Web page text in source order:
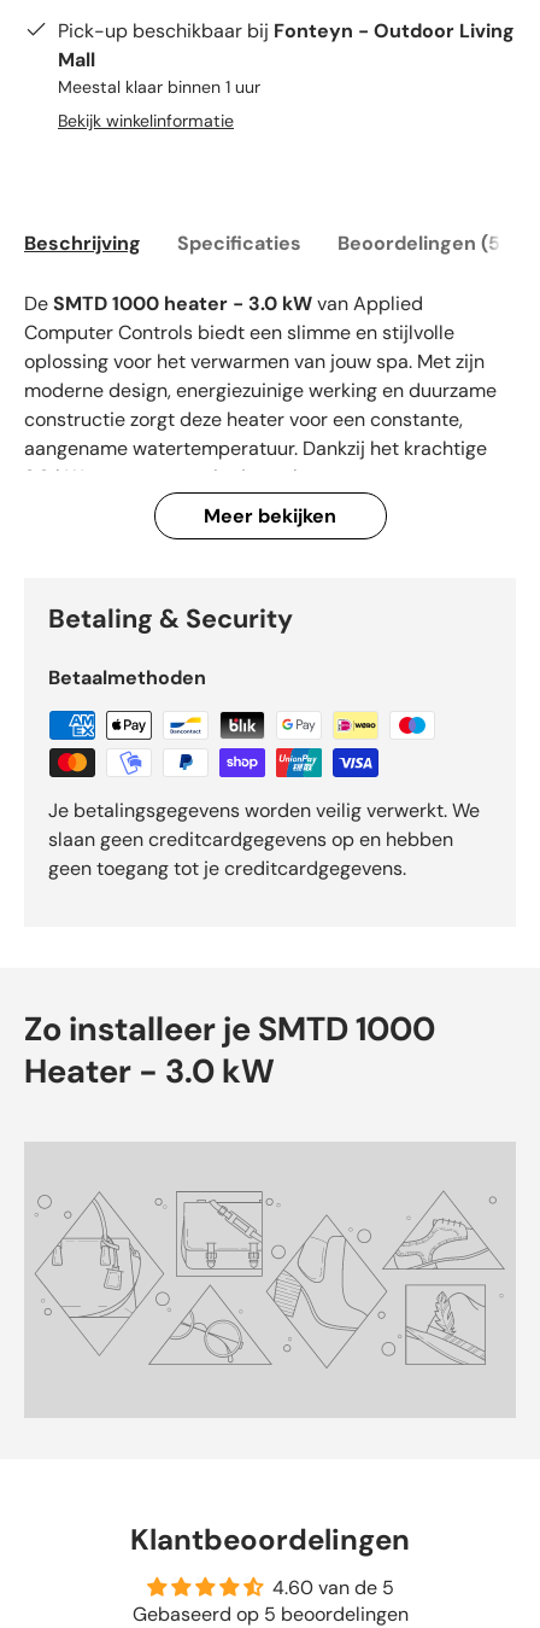
Pick-up beschikbaar bij Fonteyn - Outdoor Living
Mall
Meestal klaar binnen 1 uur
Bekijk winkelinformatie
Beschrijving Specificaties Beoordelingen (5)
DeSMTD 1000 heater - 3.0 kWvan Applied
Computer Controls biedt een slimme en stijlvolle
oplossing voor het verwarmen van jouw spa. Met zijn
moderne design, energiezuinige werking en duurzame
constructie zorgt deze heater voor een constante,
aangename watertemperatuur. Dankzij het krachtige
3.0 kW vermogen geniet je snel van warm water en
optimaal comfort. De hoogwaardige materialen en
betrouwbare technologie geven je zekerheid en
wellnesservaring in eigen tuin of spa-ruimte.
Meer bekijken
Betaling & Security
Betaalmethoden
Je betalingsgegevens worden veilig verwerkt. We
slaan geen creditcardgegevens op en hebben
geen toegang tot je creditcardgegevens.
Zo installeer je SMTD 1000
Heater - 3.0 kW
Klantbeoordelingen
4.60 van de 5
Gebaseerd op 5 beoordelingen